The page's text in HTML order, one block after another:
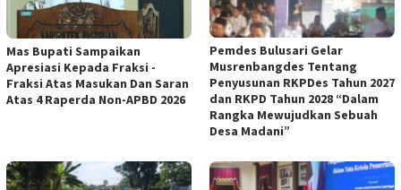
Mas Bupati Sampaikan
Apresiasi Kepada Fraksi -
Fraksi Atas Masukan Dan Saran
Atas 4 Raperda Non-APBD 2026
Pemdes Bulusari Gelar
Musrenbangdes Tentang
Penyusunan RKPDes Tahun 2027
dan RKPD Tahun 2028 “Dalam
Rangka Mewujudkan Sebuah
Desa Madani”